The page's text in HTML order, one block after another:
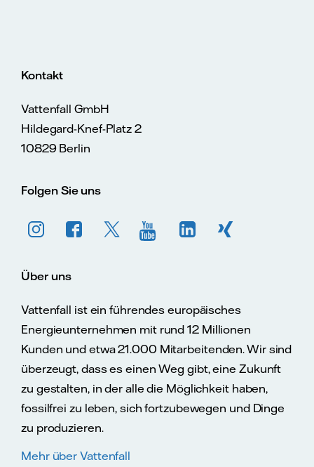
Kontakt
Vattenfall GmbH
Hildegard-Knef-Platz 2
10829 Berlin
Folgen Sie uns
Über uns
Vattenfall ist ein führendes europäisches
Energieunternehmen mit rund 12 Millionen
Kunden und etwa 21.000 Mitarbeitenden. Wir sind
überzeugt, dass es einen Weg gibt, eine Zukunft
zu gestalten, in der alle die Möglichkeit haben,
fossilfrei zu leben, sich fortzubewegen und Dinge
zu produzieren.
Mehr über Vattenfall